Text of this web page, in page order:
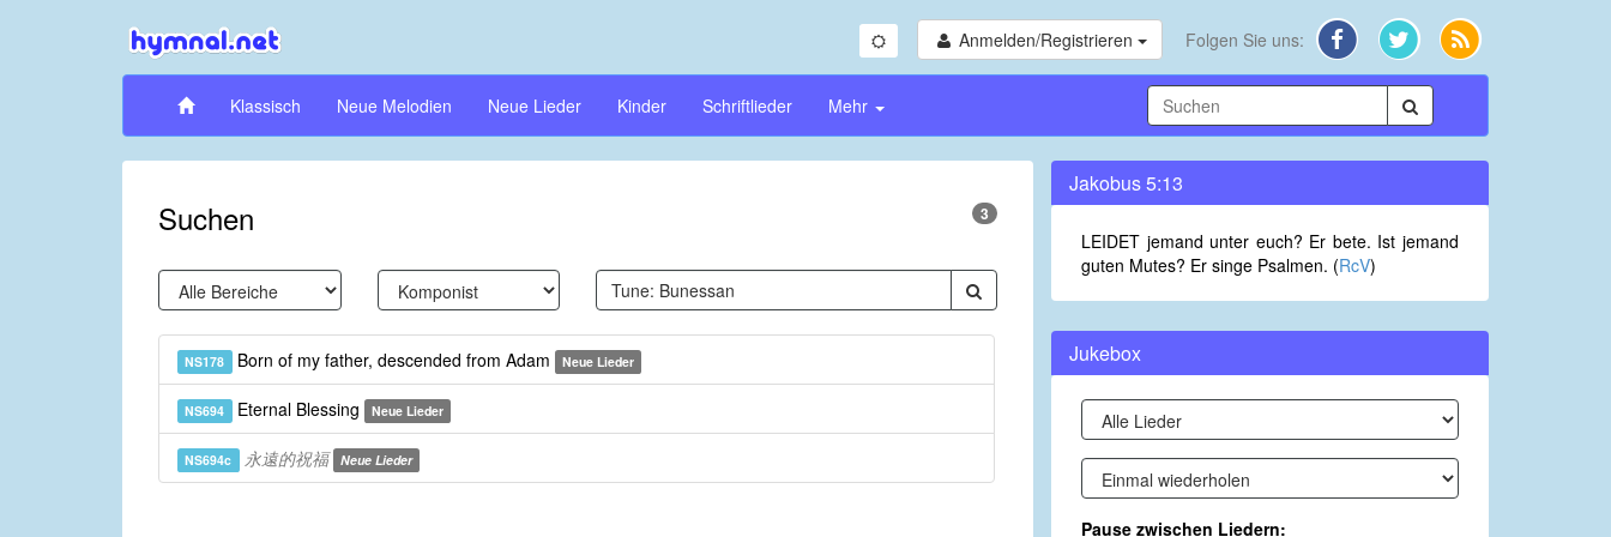
Anmelden/Registrieren Folgen Sie uns:
Klassisch Neue Melodien Neue Lieder Kinder Schriftlieder Mehr
Suchen 3
NS178 Born of my father, descended from Adam Neue Lieder
NS694 Eternal Blessing Neue Lieder
NS694c 永遠的祝福 Neue Lieder
Jakobus 5:13
LEIDET jemand unter euch? Er bete. Ist jemand
guten Mutes? Er singe Psalmen. (RcV)
Jukebox
Pause zwischen Liedern: